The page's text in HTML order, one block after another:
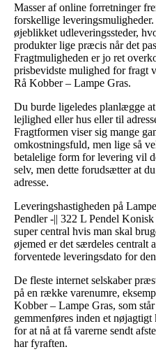
Masser af online forretninger
forskellige
øjeblikket udleveringssteder,
produkter lige præcis når det
Fragtmuligheden er jo ret
prisbevidste mulighed for fragt
Rå Kobber – Lampe Gras.
Du burde ligeledes planlægge
lejlighed eller hus eller til
Fragtformen viser sig mange
omkostningsfuld, men lige så
betalelige form for levering vil
selv, men dette forudsætter at
adresse.
Leveringshastigheden på
Pendler -|| 322 L Pendel
super central hvis man skal
øjemed er det særdeles centralt
forventede leveringsdato for
De fleste internet selskaber
på en række varenumre,
Kobber – Lampe Gras, som
gemmenføres inden et
for at nå at få varerne sendt
har fyraften.